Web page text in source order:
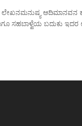
ಲೇಖನಮನುಷ್ಯ ಆದಿಮಾನವನ
ಹಾಗೂ ಸಹಬಾಳ್ವೆಯ ಬದುಕು